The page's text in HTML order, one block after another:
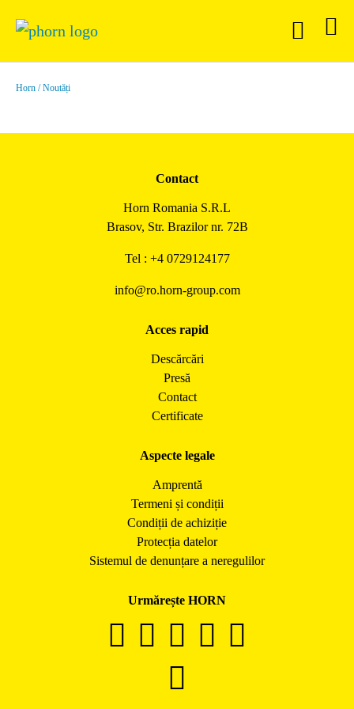
Horn Noutăți
Contact
Horn Romania S.R.L
Brasov, Str. Brazilor nr. 72B
Tel : +4 0729124177
info@ro.horn-group.com
Acces rapid
Descărcări
Presă
Contact
Certificate
Aspecte legale
Amprentă
Termeni și condiții
Condiții de achiziție
Protecția datelor
Sistemul de denunțare a neregulilor
Urmărește HORN